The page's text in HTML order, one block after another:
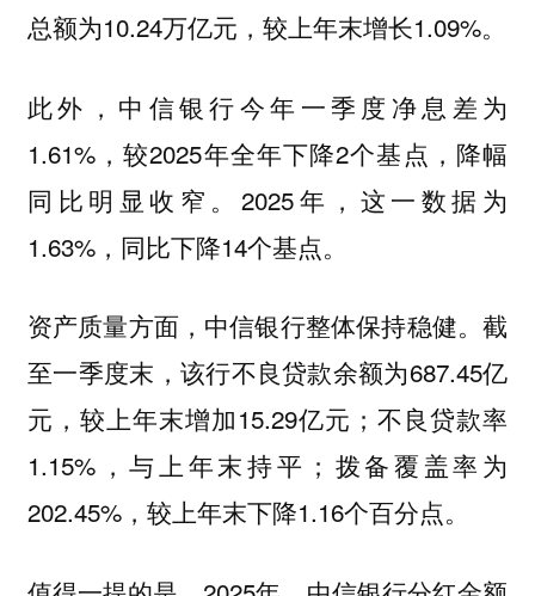
总额为10.24万亿元，较上年末增长1.09%。
此外，中信银行今年一季度净息差为
1.61%，较2025年全年下降2个基点，降幅
同比明显收窄。2025年，这一数据为
1.63%，同比下降14个基点。
资产质量方面，中信银行整体保持稳健。截
至一季度末，该行不良贷款余额为687.45亿
元，较上年末增加15.29亿元；不良贷款率
1.15%，与上年末持平；拨备覆盖率为
202.45%，较上年末下降1.16个百分点。